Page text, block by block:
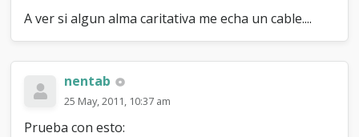
a
e
A ver si algun alma caritativa me echa un cable....
nentab
25 May, 2011, 10:37 am
Prueba con esto: